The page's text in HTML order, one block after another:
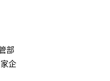
部
企